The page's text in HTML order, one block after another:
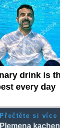
Přečtěte si více
Plemena kachen